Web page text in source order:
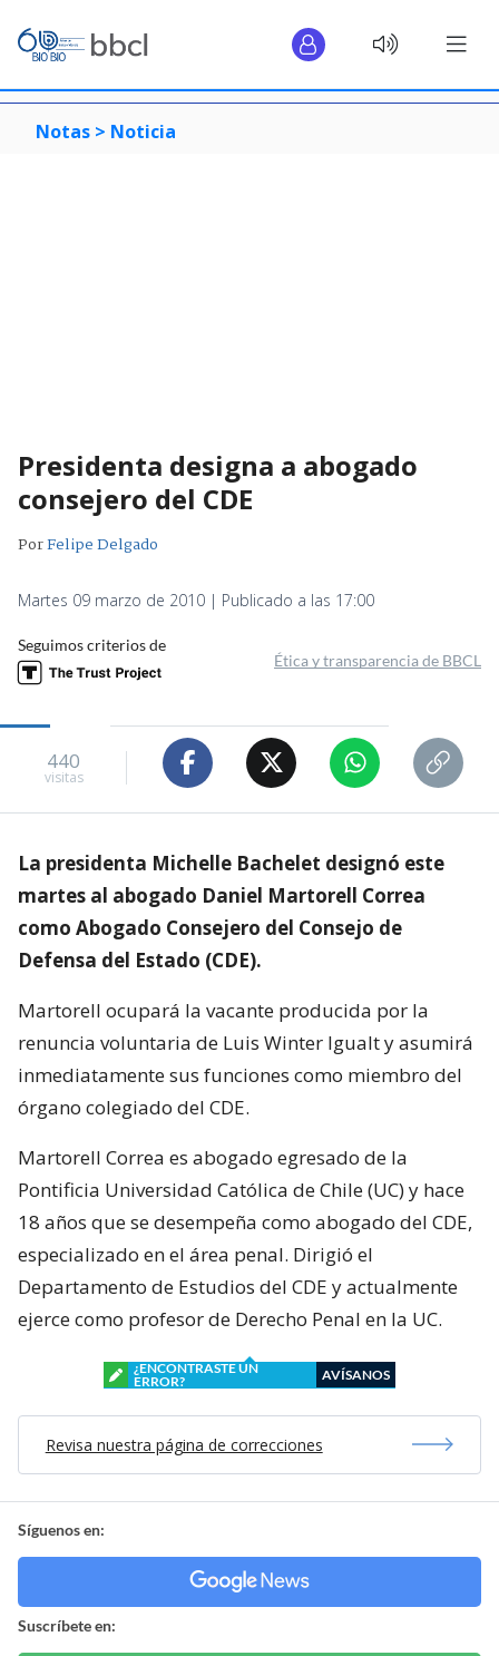
Notas > Noticia
Presidenta designa a abogado
consejero del CDE
PorFelipe Delgado
Martes 09 marzo de 2010 | Publicado a las 17:00
Seguimos criterios de
Ética y transparencia de BBCL
440
visitas
La presidenta Michelle Bachelet designó este
martes al abogado Daniel Martorell Correa
como Abogado Consejero del Consejo de
Defensa del Estado (CDE).
Martorell ocupará la vacante producida por la
renuncia voluntaria de Luis Winter Igualt y asumirá
inmediatamente sus funciones como miembro del
órgano colegiado del CDE.
Martorell Correa es abogado egresado de la
Pontificia Universidad Católica de Chile (UC) y hace
18 años que se desempeña como abogado del CDE,
especializado en el área penal. Dirigió el
Departamento de Estudios del CDE y actualmente
ejerce como profesor de Derecho Penal en la UC.
¿ENCONTRASTE UN
ERROR?
AVÍSANOS
Revisa nuestra página de correcciones
Síguenos en:
Suscríbete en: